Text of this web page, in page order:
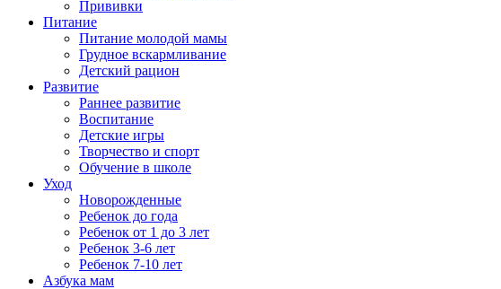
Прививки
Питание
Питание молодой мамы
Грудное вскармливание
Детский рацион
Развитие
Раннее развитие
Воспитание
Детские игры
Творчество и спорт
Обучение в школе
Уход
Новорожденные
Ребенок до года
Ребенок от 1 до 3 лет
Ребенок 3-6 лет
Ребенок 7-10 лет
Азбука мам